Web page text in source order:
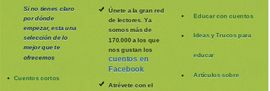
Si no tienes claro
por dónde
empezar, esta una
selección de lo
mejor que te
ofrecemos
Cuentos cortos
Únete a la gran red
de lectores. Ya
somos más de
170.000 a los que
nos gustan los
cuentos en
Facebook
Atrévete con el
Educar con cuentos
Ideas y Trucos para
educar
Artículos sobre